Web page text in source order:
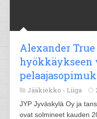
Alexander
hyökkäykseen
Jääkiekko - Liiga
JYP Jyväskylä Oy ja
ovat solmineet kauden